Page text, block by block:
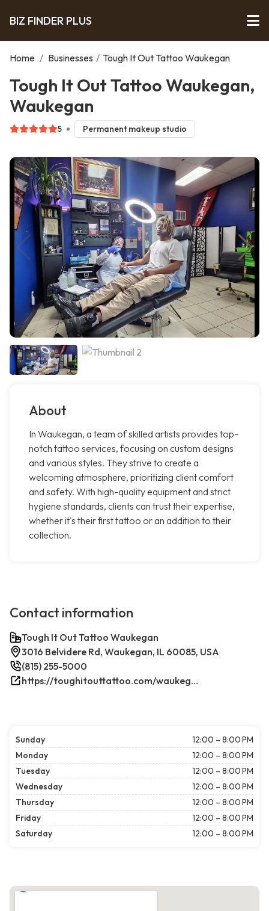
BIZ FINDER PLUS
Home / Businesses / Tough It Out Tattoo Waukegan
Tough It Out Tattoo Waukegan,
Waukegan
5 Permanent makeup studio
About
In Waukegan, a team of skilled artists provides top-
notch tattoo services, focusing on custom designs
and various styles. They strive to create a
welcoming atmosphere, prioritizing client comfort
and safety. With high-quality equipment and strict
hygiene standards, clients can trust their expertise,
whether it's their first tattoo or an addition to their
collection.
Contact information
Tough It Out Tattoo Waukegan
3016 Belvidere Rd, Waukegan, IL 60085, USA
(815) 255-5000
https://toughitouttattoo.com/waukegan/
Sunday
12:00 – 8:00 PM
Monday
12:00 – 8:00 PM
Tuesday
12:00 – 8:00 PM
Wednesday
12:00 – 8:00 PM
Thursday
12:00 – 8:00 PM
Friday
12:00 – 8:00 PM
Saturday
12:00 – 8:00 PM